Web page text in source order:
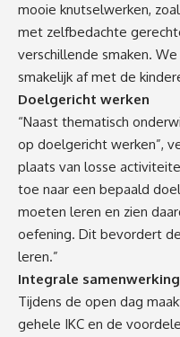
mooie knutselwerken,
met zelfbedachte
verschillende smaken.
smakelijk af met de
Doelgericht werken
“Naast thematisch
op doelgericht werken”,
plaats van losse
toe naar een bepaald
moeten leren en zien
oefening. Dit bevordert
leren.”
Integrale samenwerking
Tijdens de open dag
gehele IKC en de